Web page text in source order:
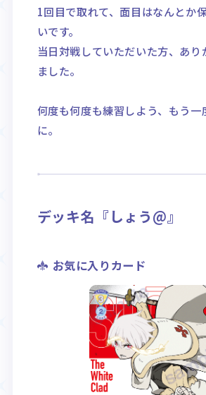
1回目で取れて、面目はなんとか
いです。
当日対戦していただいた方、あり
ました。
何度も何度も練習しよう、もう一
に。
デッキ名『しょう@』
お気に入りカード